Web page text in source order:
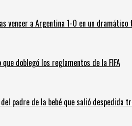
vencer a Argentina 1-0 en un
doblegó los reglamentos de la FIFA
padre de la bebé que salió despedida